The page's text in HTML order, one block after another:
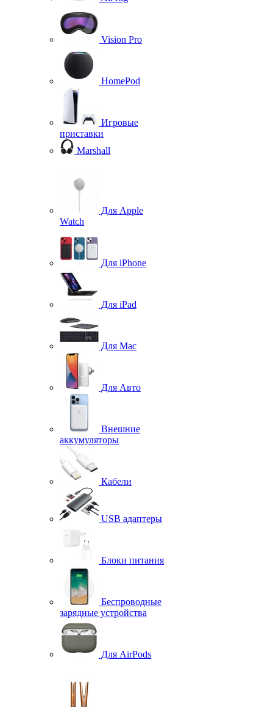
Vision Pro
HomePod
Игровые
приставки
Marshall
Для Apple
Watch
Для iPhone
Для iPad
Для Mac
Для Авто
Внешние
аккумуляторы
Кабели
USB адаптеры
Блоки питания
Беспроводные
зарядные устройства
Для AirPods